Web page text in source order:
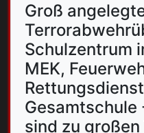
Groß
Schulzentrum
MEK,
sind zu